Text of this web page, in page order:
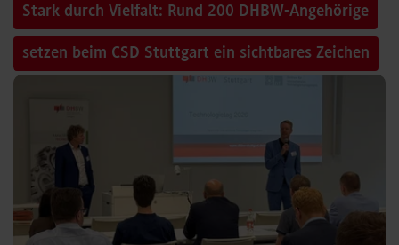
Stark durch Vielfalt: Rund 200 DHBW-Angehörige
setzen beim CSD Stuttgart ein sichtbares Zeichen